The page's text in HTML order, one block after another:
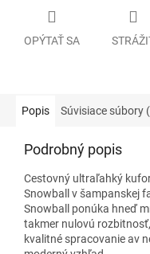
OPÝTAŤ SA
Popis Súvisiace súbory
Podrobný popis
Cestovný ultraľahký
Snowball v šampanskej
Snowball ponúka hneď
takmer nulovú
kvalitné spracovanie av